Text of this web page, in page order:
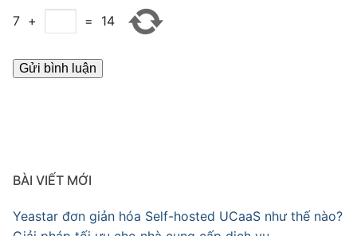
7 + = 14
BÀI VIẾT MỚI
Yeastar đơn giản hóa Self-hosted UCaaS như thế nào?